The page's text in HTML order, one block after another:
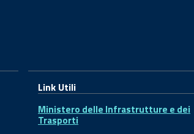
Link Utili
Ministero delle Infrastrutture e dei
Trasporti